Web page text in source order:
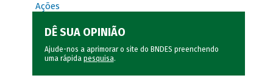
Ações
DÊ SUA OPINIÃO
Ajude-nos a aprimorar o site do BNDES preenchendo
uma rápida pesquisa.